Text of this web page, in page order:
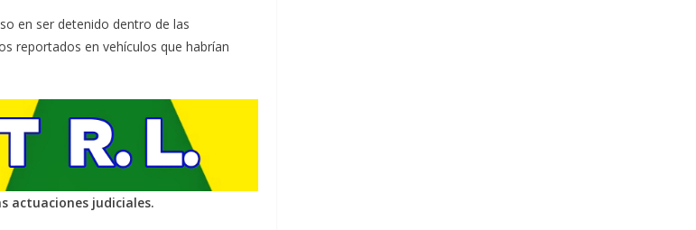
en ser detenido dentro de las
reportados en vehículos que habrían
actuaciones judiciales.